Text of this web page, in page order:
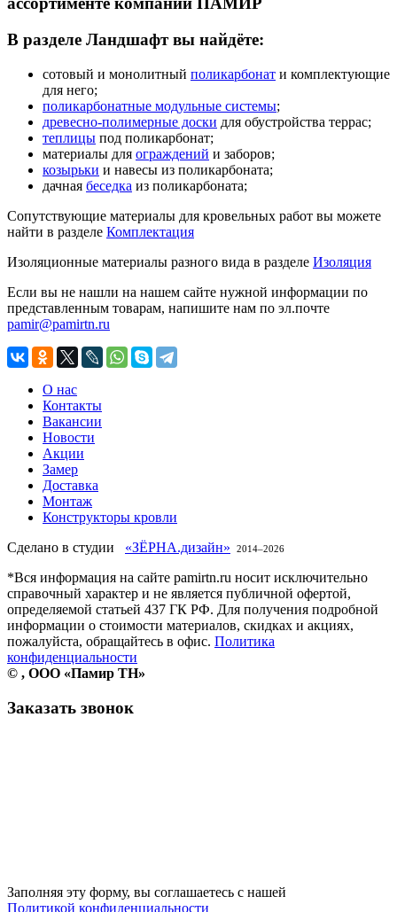
В разделе Ландшафт вы найдёте:
сотовый и монолитный поликарбонат и комплектующие
для него;
поликарбонатные модульные системы;
древесно-полимерные доски для обустройства террас;
теплицы под поликарбонат;
материалы для ограждений и заборов;
козырьки и навесы из поликарбоната;
дачная беседка из поликарбоната;
Сопутствующие материалы для кровельных работ вы можете
найти в разделе Комплектация
Изоляционные материалы разного вида в разделе Изоляция
Если вы не нашли на нашем сайте нужной информации по
представленным товарам, напишите нам по эл.почте
pamir@pamirtn.ru
О нас
Контакты
Вакансии
Новости
Акции
Замер
Доставка
Монтаж
Конструкторы кровли
Сделано в студии «ЗЁРНА.дизайн» 2014–2026
*Вся информация на сайте pamirtn.ru носит исключительно
справочный характер и не является публичной офертой,
определяемой статьей 437 ГК РФ. Для получения подробной
информации о стоимости материалов, скидках и акциях,
пожалуйста, обращайтесь в офис. Политика
конфиденциальности
© , ООО «Памир ТН»
Заказать звонок
Заполняя эту форму, вы соглашаетесь с нашей
Политикой конфиденциальности